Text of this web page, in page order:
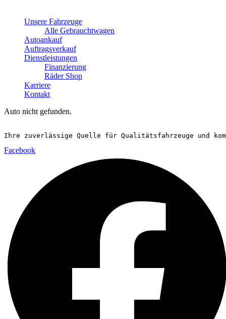
Unsere Fahrzeuge
Alle Gebrauchtwagen
Autoankauf
Auftragsverkauf
Dienstleistungen
Finanzierung
Räder Shop
Karriere
Kontakt
Auto nicht gefunden.
Ihre zuverlässige Quelle für Qualitätsfahrzeuge und
Facebook